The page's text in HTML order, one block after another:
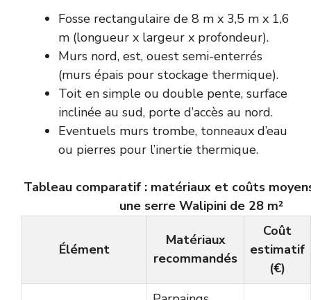
Fosse rectangulaire de 8 m x 3,5 m x 1,6
m (longueur x largeur x profondeur).
Murs nord, est, ouest semi-enterrés
(murs épais pour stockage thermique).
Toit en simple ou double pente, surface
inclinée au sud, porte d’accès au nord.
Eventuels murs trombe, tonneaux d’eau
ou pierres pour l’inertie thermique.
Tableau comparatif : matériaux et coûts
une serre Walipini de 28 m²
Élément
Matériaux
recommandés
Coût
estimatif
(€)